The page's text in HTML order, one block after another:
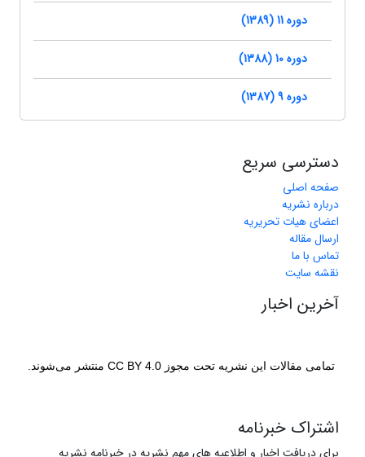
دوره 11 (1389)
دوره 10 (1388)
دوره 9 (1387)
دسترسی سریع
صفحه اصلی
درباره نشریه
اعضای هیات تحریریه
ارسال مقاله
تماس با ما
نقشه سایت
آخرین اخبار
تمامی مقالات این نشریه تحت مجوز CC BY 4.0 منتشر می‌شوند.
اشتراک خبرنامه
برای دریافت اخبار و اطلاعیه های مهم نشریه در خبرنامه نشریه